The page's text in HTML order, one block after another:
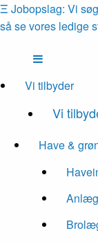
Ξ Jobopslag: Vi
så se vores ledige
Vi tilbyder
Vi
Have &